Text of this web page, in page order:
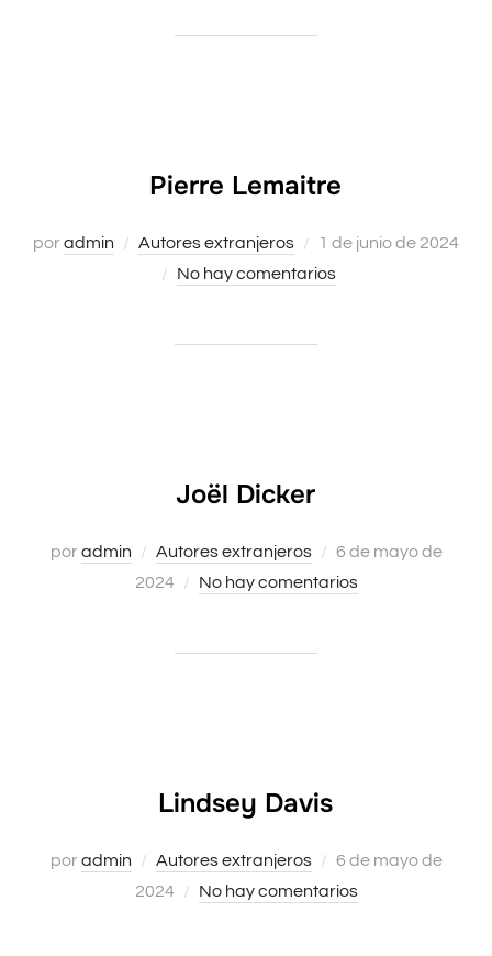
Pierre Lemaitre
poradmin Autores extranjeros
Publicado
el
1 de junio de 2024
No hay comentarios
Joël Dicker
poradmin Autores extranjeros
Publicado
el
6 de mayo de
2024
No hay comentarios
Lindsey Davis
poradmin Autores extranjeros
Publicado
el
6 de mayo de
2024
No hay comentarios